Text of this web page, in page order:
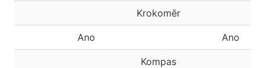
Krokoměr
Ano Ano
Kompas